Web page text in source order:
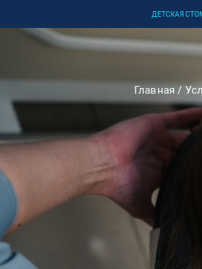
ДЕТСКАЯ
Главная